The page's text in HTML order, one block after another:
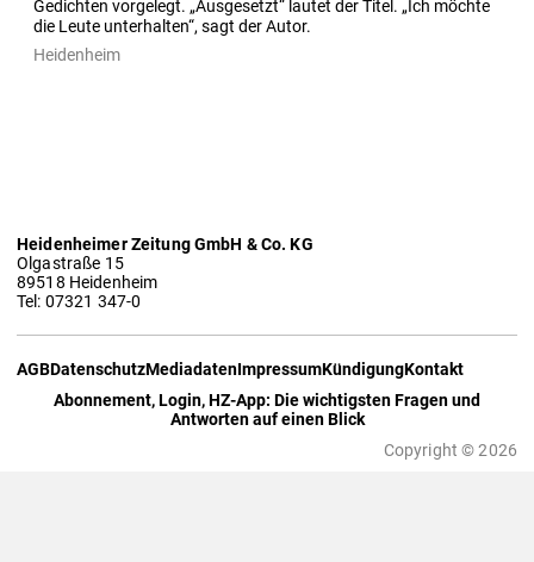
Gedichten vorgelegt. „Ausgesetzt“ lautet der Titel. „Ich möchte
die Leute unterhalten“, sagt der Autor.
Heidenheim
Heidenheimer Zeitung GmbH & Co. KG
Olgastraße 15
89518 Heidenheim
Tel: 07321 347-0
AGBDatenschutzMediadatenImpressumKündigungKontakt
Abonnement, Login, HZ-App: Die wichtigsten Fragen und
Antworten auf einen Blick
Copyright © 2026